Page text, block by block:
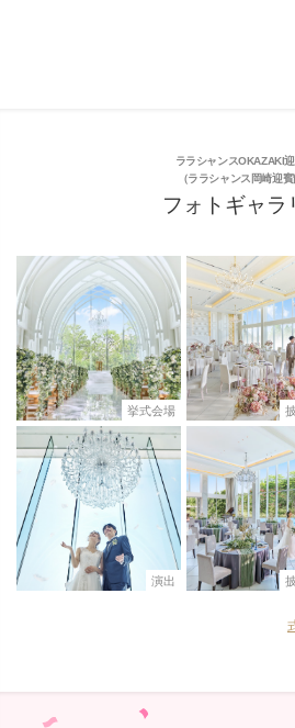
ララシャンスOKAZAKI
（ララシャンス岡崎迎賓
フォトギャラ
挙式会場
演出